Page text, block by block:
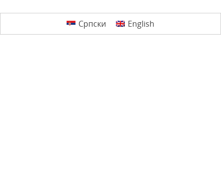
Српски English